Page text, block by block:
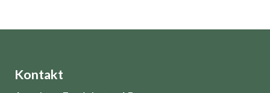
Kontakt